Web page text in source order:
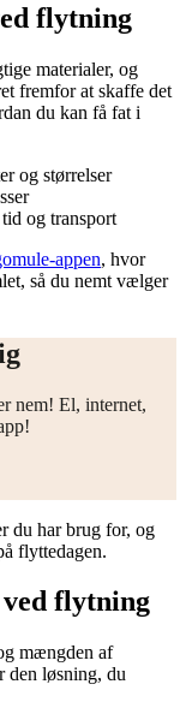
flytning
materialer, og
fremfor at skaffe det
du kan få fat i
og størrelser
og transport
appen, hvor
så du nemt vælger
nem! El, internet,
du har brug for, og
flyttedagen.
flytning
mængden af
den løsning, du